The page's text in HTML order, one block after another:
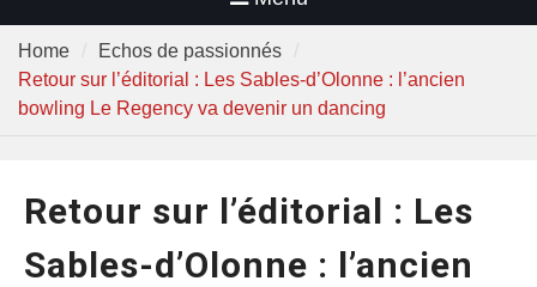
Home
Echos de passionnés
Retour sur l’éditorial : Les Sables-d’Olonne : l’ancien
bowling Le Regency va devenir un dancing
Retour sur l’éditorial : Les
Sables-d’Olonne : l’ancien